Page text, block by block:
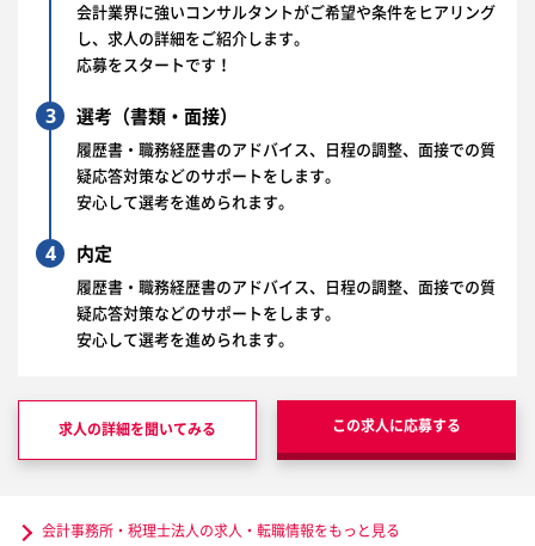
会計業界に強いコンサルタントがご希望や条件をヒアリング
し、求人の詳細をご紹介します。
応募をスタートです！
3 選考（書類・面接）
履歴書・職務経歴書のアドバイス、日程の調整、面接での質
疑応答対策などのサポートをします。
安心して選考を進められます。
4 内定
履歴書・職務経歴書のアドバイス、日程の調整、面接での質
疑応答対策などのサポートをします。
安心して選考を進められます。
求人の詳細を聞いてみる この求人に応募する
会計事務所・税理士法人の求人・転職情報をもっと見る